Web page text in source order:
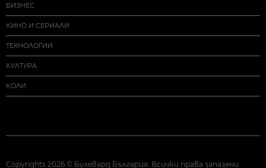
БИЗНЕС
КИНО И СЕРИАЛИ
ТЕХНОЛОГИИ
КУЛТУРА
КОЛИ
Copyrights 2026 © Булевард България. Всички права запазени.